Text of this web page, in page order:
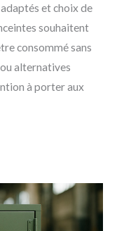
et choix de
souhaitent
consommé sans
alternatives
à porter aux